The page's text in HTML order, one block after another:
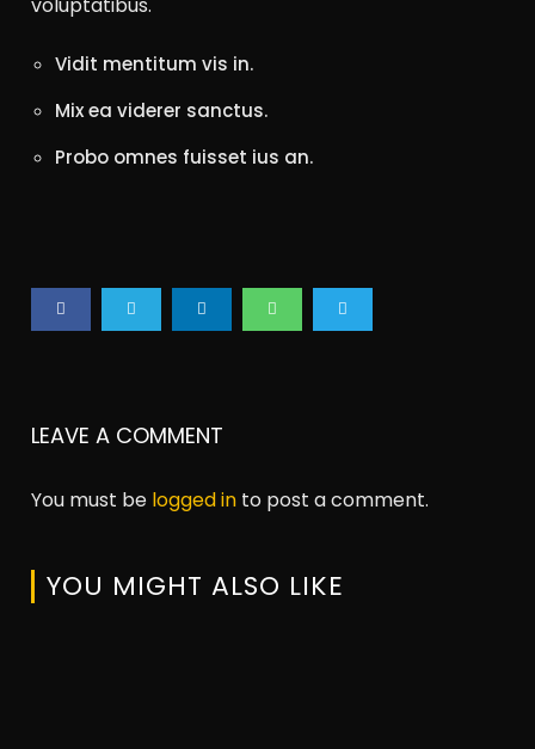
Vidit mentitum vis in.
Mix ea viderer sanctus.
Probo omnes fuisset ius an.
LEAVE A COMMENT
You must be logged in to post a comment.
YOU MIGHT ALSO LIKE